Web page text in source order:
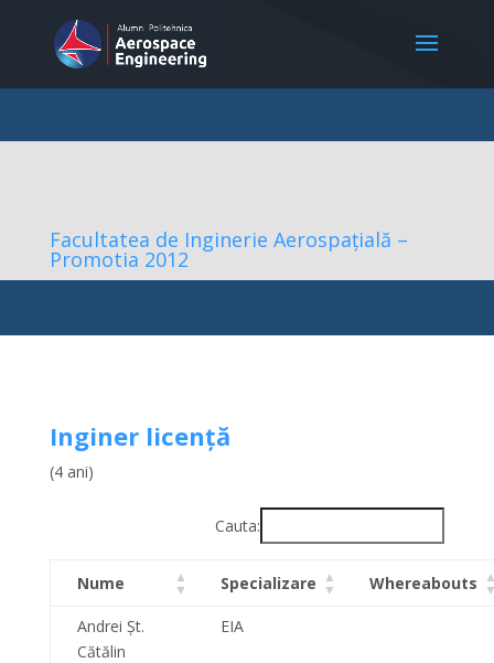
Facultatea de Inginerie Aerospațială –
Promotia 2012
Inginer licență
(4 ani)
Cauta:
Nume Specializare Whereabouts
Andrei Şt.
Cătălin
EIA